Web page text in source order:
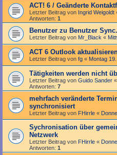
ACT! 6 / Geänderte
Letzter Beitrag von Ingrid Weigoldt
Antworten: 1
Benutzer zu Benutzer Sync.
Letzter Beitrag von Mr_Black «
ACT 6 Outlook
Letzter Beitrag von fg « Montag
Tätigkeiten werden nicht
Letzter Beitrag von Guido Sander «
Antworten: 7
mehrfach veränderte
synchronisiert
Letzter Beitrag von FHirrle «
Sychronisation über
Netzwerk
Letzter Beitrag von FHirrle «
Antworten: 1